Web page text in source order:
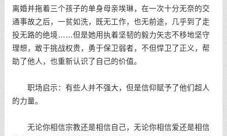
离婚并拖着三个孩子的单身母亲埃琳，在一次十分无奈的交
通事故之后，一贫如洗，既无工作，也无前途，几乎到了走
投无路的绝境……但是她用执着坚韧的毅力矢志不移地坚守
理想，敢于挑战权贵，勇于保卫弱者，不但悍卫了正义，帮
助了他人，也重新认识了自己的价值。
职场启示：有些人并不强大，但是信仰赋予了他们超人
的力量。
无论你相信宗教还是相信自己，无论你相信爱还是相信